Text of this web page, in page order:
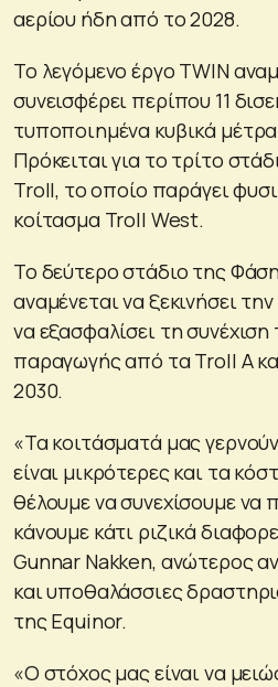
αερίου ήδη από το 2028.
Το λεγόμενο έργο TWIN
συνεισφέρει περίπου 11
τυποποιημένα κυβικά
Πρόκειται για το τρίτο
Troll, το οποίο παράγει
κοίτασμα Troll West.
Το δεύτερο στάδιο της
αναμένεται να ξεκινήσει
να εξασφαλίσει τη
παραγωγής από τα Troll A
2030.
«Τα κοιτάσματά μας
είναι μικρότερες και τα
θέλουμε να συνεχίσουμε να
κάνουμε κάτι ριζικά
Gunnar Nakken, ανώτερος
και υποθαλάσσιες
της Equinor.
«Ο στόχος μας είναι να